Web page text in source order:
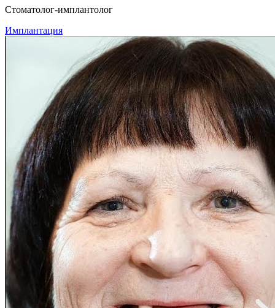
Стоматолог-имплантолог
Имплантация